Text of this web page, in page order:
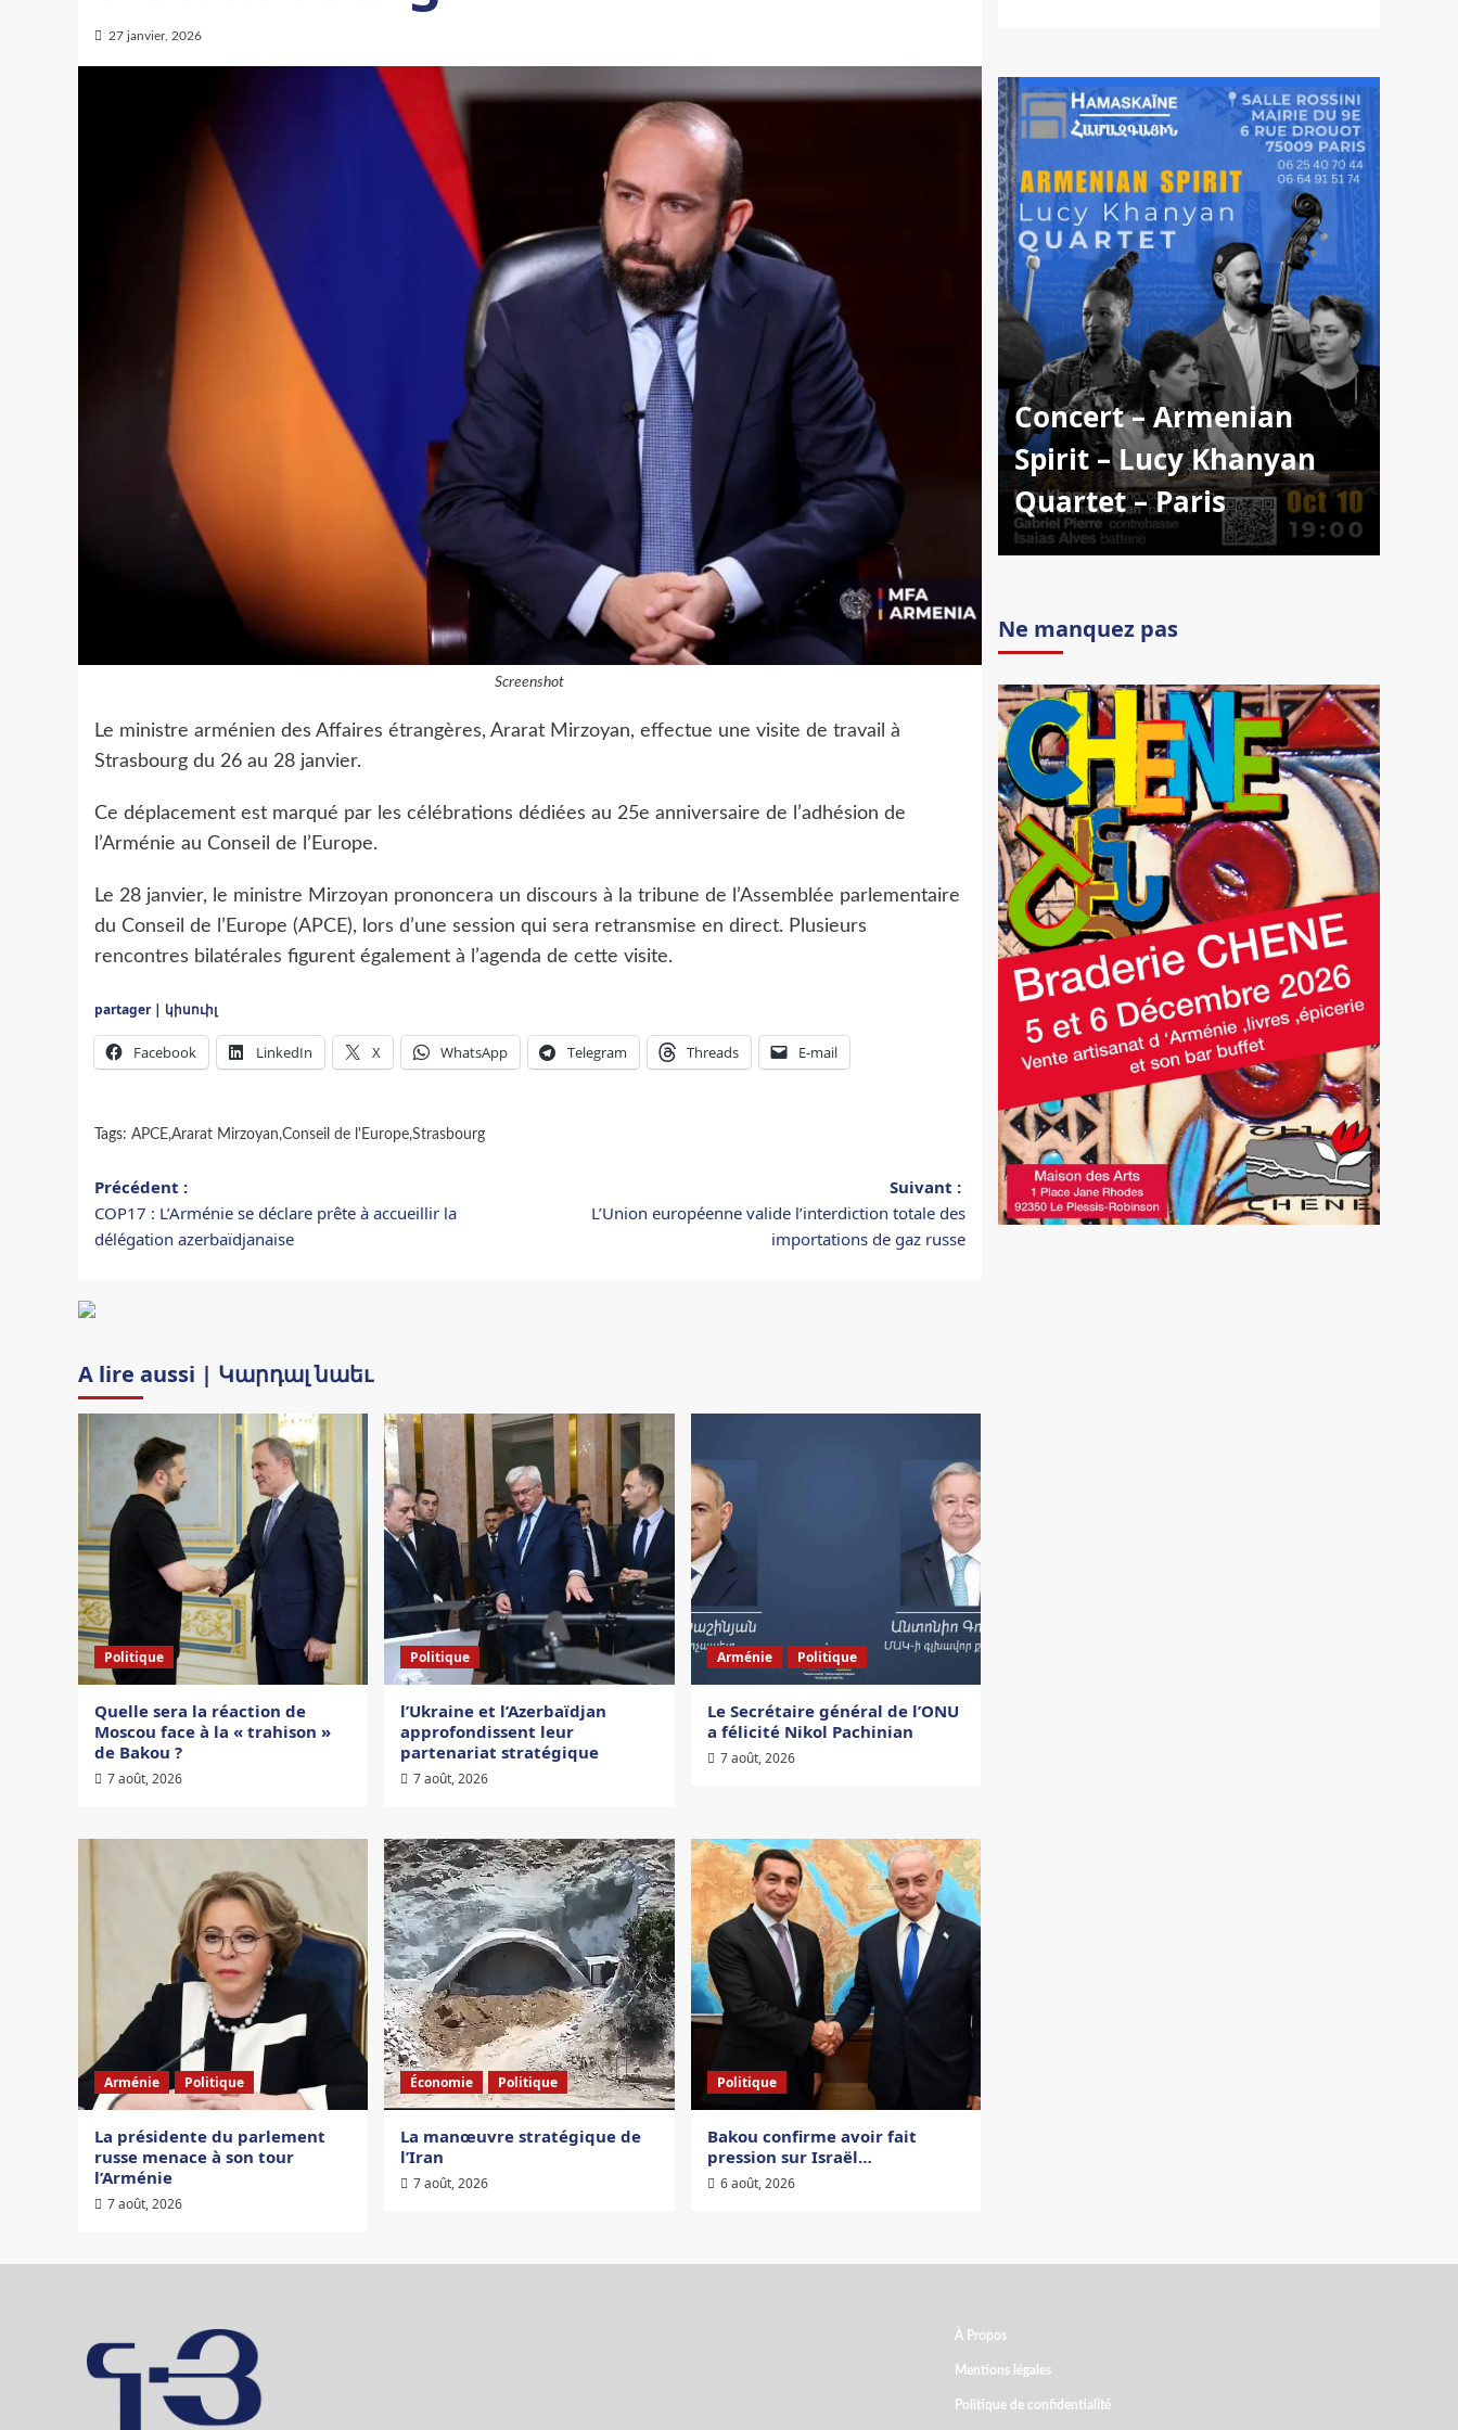
27 janvier, 2026
Screenshot
Le ministre arménien des Affaires étrangères, Ararat Mirzoyan, effectue une visite de travail à
Strasbourg du 26 au 28 janvier.
Ce déplacement est marqué par les célébrations dédiées au 25e anniversaire de l’adhésion de
l’Arménie au Conseil de l’Europe.
Le 28 janvier, le ministre Mirzoyan prononcera un discours à la tribune de l’Assemblée parlementaire
du Conseil de l’Europe (APCE), lors d’une session qui sera retransmise en direct. Plusieurs
rencontres bilatérales figurent également à l’agenda de cette visite.
partager | կիսուիլ
Facebook LinkedIn X WhatsApp Telegram Threads E-mail
Tags: APCE,Ararat Mirzoyan,Conseil de l'Europe,Strasbourg
Navigation
d’article
Précédent :
COP17 : L’Arménie se déclare prête à accueillir la
délégation azerbaïdjanaise
Suivant :
L’Union européenne valide l’interdiction totale des
importations de gaz russe
A lire aussi | Կարդալ նաեւ
Politique
Quelle sera la réaction de
Moscou face à la « trahison »
de Bakou ?
7 août, 2026
Politique
l’Ukraine et l’Azerbaïdjan
approfondissent leur
partenariat stratégique
7 août, 2026
Arménie Politique
Le Secrétaire général de l’ONU
a félicité Nikol Pachinian
7 août, 2026
Arménie Politique
La présidente du parlement
russe menace à son tour
l’Arménie
7 août, 2026
Économie Politique
La manœuvre stratégique de
l’Iran
7 août, 2026
Politique
Bakou confirme avoir fait
pression sur Israël…
6 août, 2026
Concert – Armenian
Spirit – Lucy Khanyan
Quartet – Paris
Ne manquez pas
À Propos
Mentions légales
Politique de confidentialité